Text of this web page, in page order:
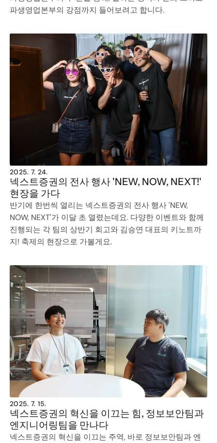
파생영업본부의 강점까지 들어보려고 합니다.
2025. 7. 24.
넥스트증권의 전사 행사 'NEW, NOW, NEXT!'
현장을 가다
반기에 한번씩 열리는 넥스트증권의 전사 행사 'NEW,
NOW, NEXT'가 이달 초 열렸는데요. 다양한 이벤트와 함께
진행되는 각 팀의 상반기 회고와 김승연 대표의 키노트까
지! 축제의 현장으로 가볼게요.
2025. 7. 15.
넥스트증권의 혁신을 이끄는 힘, 정보보안팀과
엔지니어링팀을 만나다
넥스트증권의 혁신을 이끄는 주역, 바로 정보보안팀과 엔